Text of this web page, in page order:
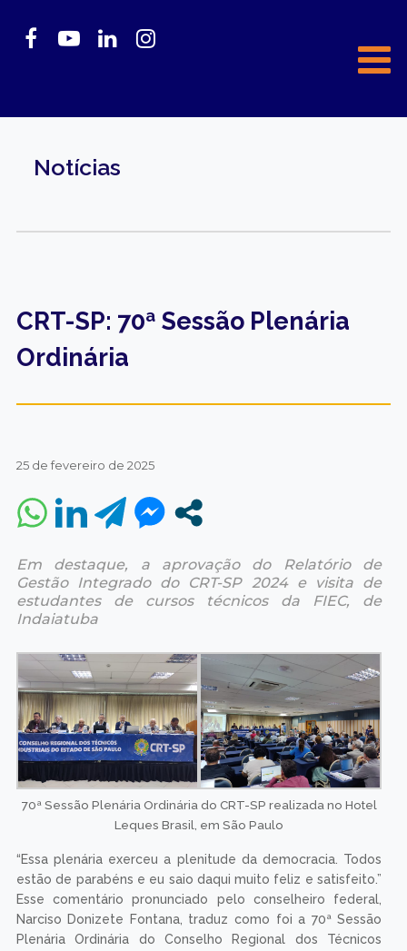
Notícias
CRT-SP: 70ª Sessão Plenária
Ordinária
25 de fevereiro de 2025
Em destaque, a aprovação do Relatório de
Gestão Integrado do CRT-SP 2024 e visita de
estudantes de cursos técnicos da FIEC, de
Indaiatuba
70ª Sessão Plenária Ordinária do CRT-SP realizada no Hotel
Leques Brasil, em São Paulo
“Essa plenária exerceu a plenitude da democracia. Todos
estão de parabéns e eu saio daqui muito feliz e satisfeito.”
Esse comentário pronunciado pelo conselheiro federal,
Narciso Donizete Fontana, traduz como foi a 70ª Sessão
Plenária Ordinária do Conselho Regional dos Técnicos